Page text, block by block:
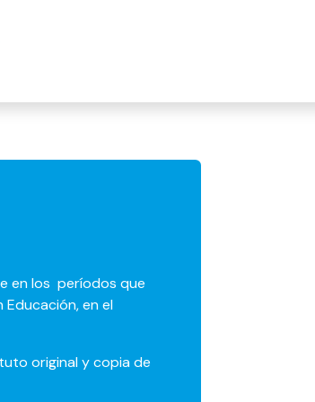
en los períodos que
en el
original y copiade